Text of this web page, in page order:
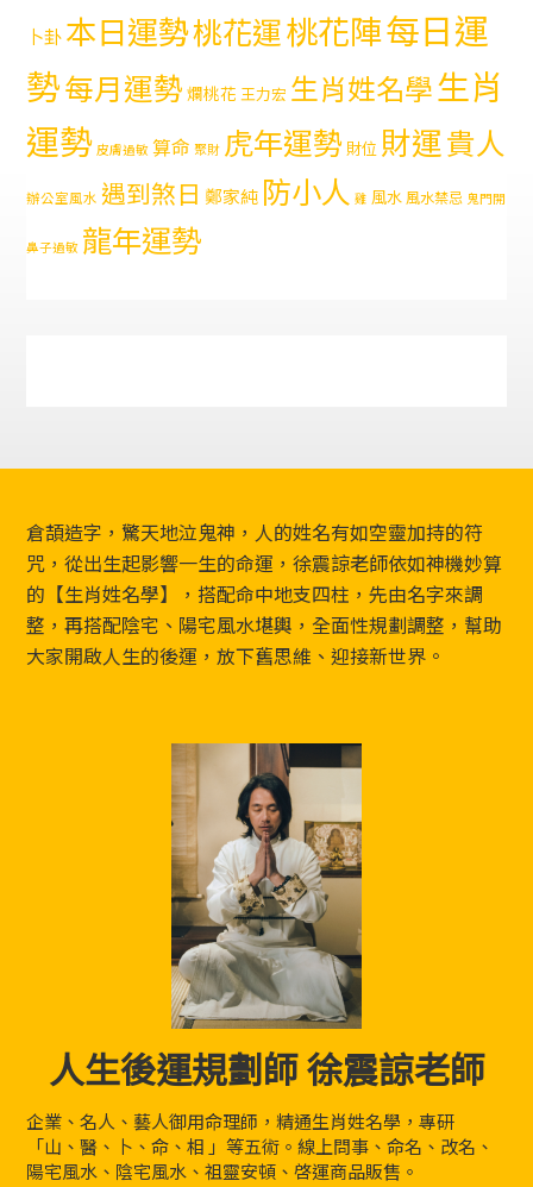
卜卦本日運勢桃花運桃花陣每日運
勢每月運勢 爛桃花 王力宏 生肖姓名學生肖
運勢 皮膚過敏 算命 聚財 虎年運勢 財位 財運貴人
辦公室風水 遇到煞日 鄭家純 防小人 雞 風水 風水禁忌 鬼門開
鼻子過敏 龍年運勢
Footer
倉頡造字，驚天地泣鬼神，人的姓名有如空靈加持的符
咒，從出生起影響一生的命運，徐震諒老師依如神機妙算
的【生肖姓名學】，搭配命中地支四柱，先由名字來調
整，再搭配陰宅、陽宅風水堪輿，全面性規劃調整，幫助
大家開啟人生的後運，放下舊思維、迎接新世界。
人生後運規劃師 徐震諒老師
企業、名人、藝人御用命理師，精通生肖姓名學，專研
「山、醫、卜、命、相 」等五術。線上問事、命名、改名、
陽宅風水、陰宅風水、祖靈安頓、啓運商品販售。